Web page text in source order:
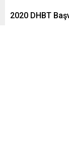
2020 DHBT